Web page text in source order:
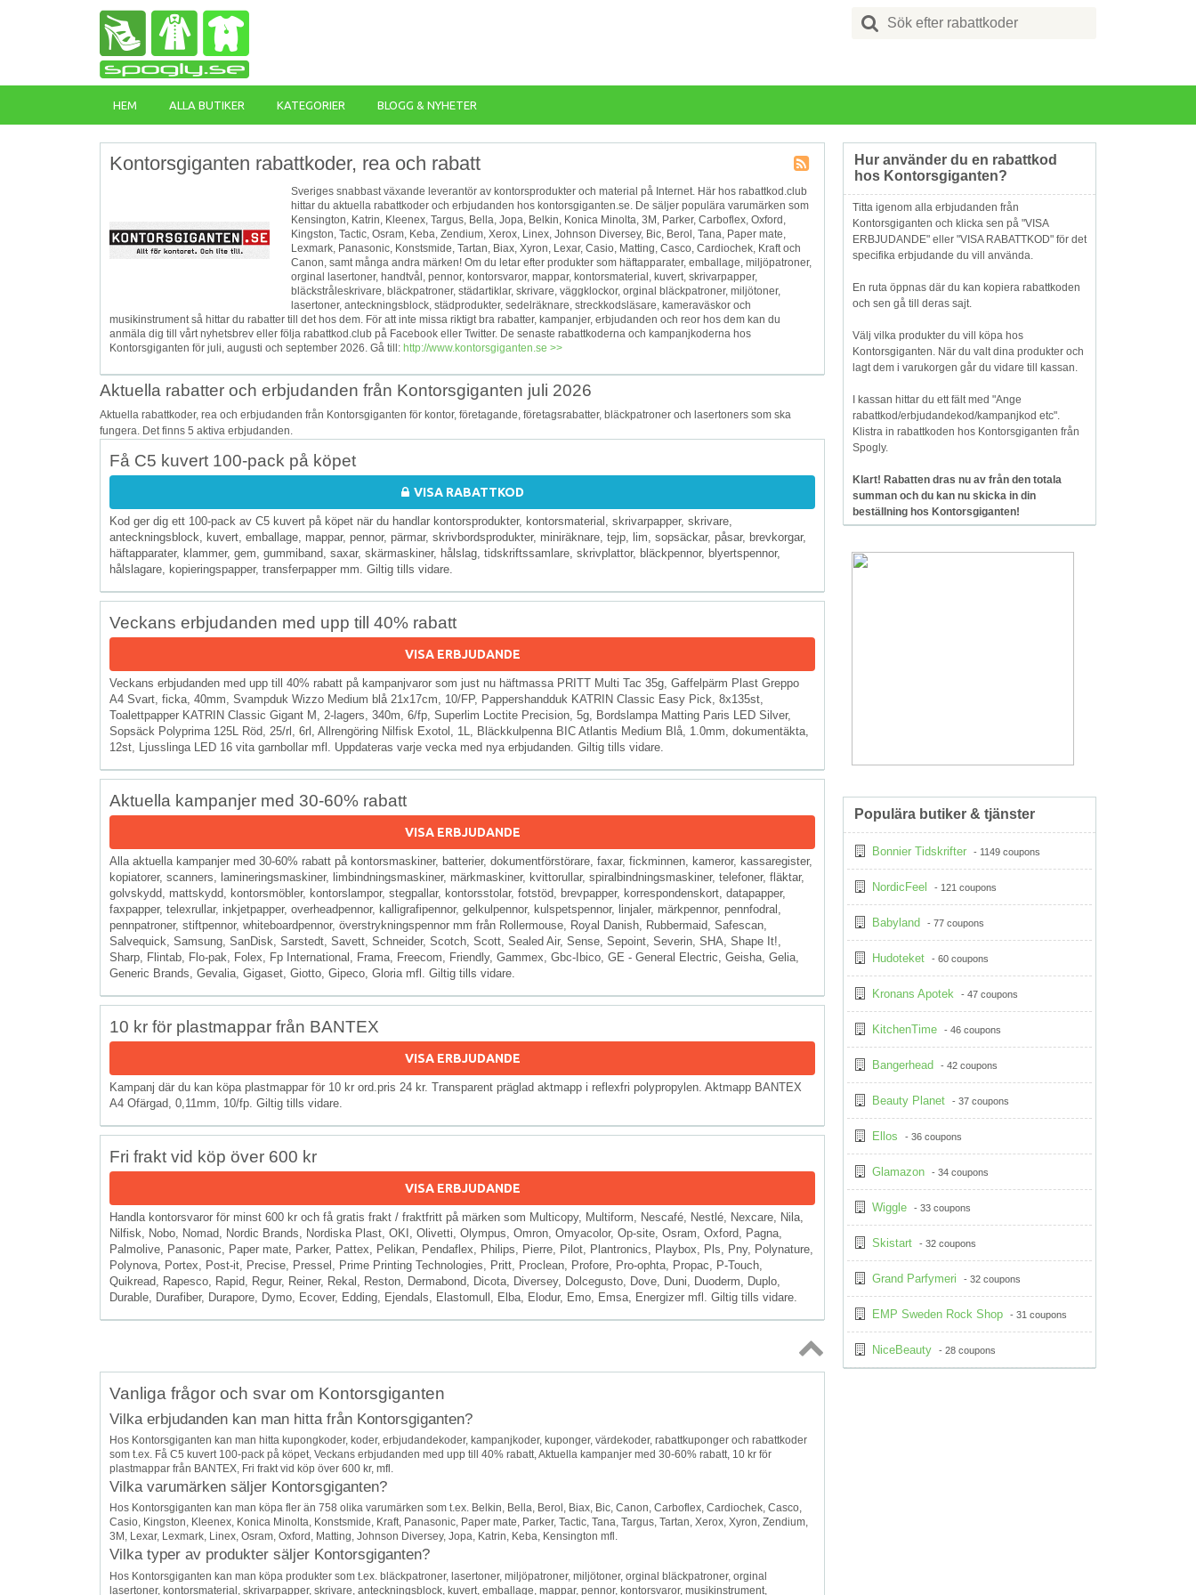
Search
for:
HEM ALLA BUTIKER KATEGORIER BLOGG & NYHETER
RSS
Kontorsgiganten rabattkoder, rea och rabatt
Sveriges snabbast växande leverantör av kontorsprodukter och material på Internet. Här hos rabattkod.club
hittar du aktuella rabattkoder och erbjudanden hos kontorsgiganten.se. De säljer populära varumärken som
‎Kensington, Katrin, Kleenex, Targus, Bella, Jopa, Belkin, Konica Minolta, 3M, Parker, Carboflex, Oxford,
Kingston, Tactic, Osram, Keba, Zendium, Xerox, Linex, Johnson Diversey, Bic, Berol, Tana, Paper mate,
Lexmark, Panasonic, Konstsmide, Tartan, Biax, Xyron, Lexar, Casio, Matting, Casco, Cardiochek, Kraft och
Canon, samt många andra märken! Om du letar efter produkter som häftapparater, emballage, miljöpatroner,
orginal lasertoner, handtvål, pennor, kontorsvaror, mappar, kontorsmaterial, kuvert, skrivarpapper,
bläckstråleskrivare, bläckpatroner, städartiklar, skrivare, väggklockor, orginal bläckpatroner, miljötoner,
lasertoner, anteckningsblock, städprodukter, sedelräknare, streckkodsläsare, kameraväskor och
musikinstrument så hittar du rabatter till det hos dem. För att inte missa riktigt bra rabatter, kampanjer, erbjudanden och reor hos dem kan du
anmäla dig till vårt nyhetsbrev eller följa rabattkod.club på Facebook eller Twitter. De senaste rabattkoderna och kampanjkoderna hos
Kontorsgiganten för juli, augusti och september 2026. Gå till: http://www.kontorsgiganten.se >>
Aktuella rabatter och erbjudanden från Kontorsgiganten juli 2026
Aktuella rabattkoder, rea och erbjudanden från Kontorsgiganten för kontor, företagande, företagsrabatter, bläckpatroner och lasertoners som ska
fungera. Det finns 5 aktiva erbjudanden.
Få C5 kuvert 100-pack på köpet
VISA RABATTKOD
Kod ger dig ett 100-pack av C5 kuvert på köpet när du handlar kontorsprodukter, kontorsmaterial, skrivarpapper, skrivare,
anteckningsblock, kuvert, emballage, mappar, pennor, pärmar, skrivbordsprodukter, miniräknare, tejp, lim, sopsäckar, påsar, brevkorgar,
häftapparater, klammer, gem, gummiband, saxar, skärmaskiner, hålslag, tidskriftssamlare, skrivplattor, bläckpennor, blyertspennor,
hålslagare, kopieringspapper, transferpapper mm. Giltig tills vidare.
Veckans erbjudanden med upp till 40% rabatt
VISA ERBJUDANDE
Veckans erbjudanden med upp till 40% rabatt på kampanjvaror som just nu häftmassa PRITT Multi Tac 35g, Gaffelpärm Plast Greppo
A4 Svart, ficka, 40mm, Svampduk Wizzo Medium blå 21x17cm, 10/FP, Pappershandduk KATRIN Classic Easy Pick, 8x135st,
Toalettpapper KATRIN Classic Gigant M, 2-lagers, 340m, 6/fp, Superlim Loctite Precision, 5g, Bordslampa Matting Paris LED Silver,
Sopsäck Polyprima 125L Röd, 25/rl, 6rl, Allrengöring Nilfisk Exotol, 1L, Bläckkulpenna BIC Atlantis Medium Blå, 1.0mm, dokumentäkta,
12st, Ljusslinga LED 16 vita garnbollar mfl. Uppdateras varje vecka med nya erbjudanden. Giltig tills vidare.
Aktuella kampanjer med 30-60% rabatt
VISA ERBJUDANDE
Alla aktuella kampanjer med 30-60% rabatt på kontorsmaskiner, batterier, dokumentförstörare, faxar, fickminnen, kameror, kassaregister,
kopiatorer, scanners, lamineringsmaskiner, limbindningsmaskiner, märkmaskiner, kvittorullar, spiralbindningsmaskiner, telefoner, fläktar,
golvskydd, mattskydd, kontorsmöbler, kontorslampor, stegpallar, kontorsstolar, fotstöd, brevpapper, korrespondenskort, datapapper,
faxpapper, telexrullar, inkjetpapper, overheadpennor, kalligrafipennor, gelkulpennor, kulspetspennor, linjaler, märkpennor, pennfodral,
pennpatroner, stiftpennor, whiteboardpennor, överstrykningspennor mm från Rollermouse, Royal Danish, Rubbermaid, Safescan,
Salvequick, Samsung, SanDisk, Sarstedt, Savett, Schneider, Scotch, Scott, Sealed Air, Sense, Sepoint, Severin, SHA, Shape It!,
Sharp, Flintab, Flo-pak, Folex, Fp International, Frama, Freecom, Friendly, Gammex, Gbc-Ibico, GE - General Electric, Geisha, Gelia,
Generic Brands, Gevalia, Gigaset, Giotto, Gipeco, Gloria mfl. Giltig tills vidare.
10 kr för plastmappar från BANTEX
VISA ERBJUDANDE
Kampanj där du kan köpa plastmappar för 10 kr ord.pris 24 kr. Transparent präglad aktmapp i reflexfri polypropylen. Aktmapp BANTEX
A4 Ofärgad, 0,11mm, 10/fp. Giltig tills vidare.
Fri frakt vid köp över 600 kr
VISA ERBJUDANDE
Handla kontorsvaror för minst 600 kr och få gratis frakt / fraktfritt på märken som Multicopy, Multiform, Nescafé, Nestlé, Nexcare, Nila,
Nilfisk, Nobo, Nomad, Nordic Brands, Nordiska Plast, OKI, Olivetti, Olympus, Omron, Omyacolor, Op-site, Osram, Oxford, Pagna,
Palmolive, Panasonic, Paper mate, Parker, Pattex, Pelikan, Pendaflex, Philips, Pierre, Pilot, Plantronics, Playbox, Pls, Pny, Polynature,
Polynova, Portex, Post-it, Precise, Pressel, Prime Printing Technologies, Pritt, Proclean, Profore, Pro-ophta, Propac, P-Touch,
Quikread, Rapesco, Rapid, Regur, Reiner, Rekal, Reston, Dermabond, Dicota, Diversey, Dolcegusto, Dove, Duni, Duoderm, Duplo,
Durable, Durafiber, Durapore, Dymo, Ecover, Edding, Ejendals, Elastomull, Elba, Elodur, Emo, Emsa, Energizer mfl. Giltig tills vidare.
Topp
Vanliga frågor och svar om Kontorsgiganten
Vilka erbjudanden kan man hitta från Kontorsgiganten?
Hos Kontorsgiganten kan man hitta kupongkoder, koder, erbjudandekoder, kampanjkoder, kuponger, värdekoder, rabattkuponger och rabattkoder
som t.ex. Få C5 kuvert 100-pack på köpet, Veckans erbjudanden med upp till 40% rabatt, Aktuella kampanjer med 30-60% rabatt, 10 kr för
plastmappar från BANTEX, Fri frakt vid köp över 600 kr, mfl.
Vilka varumärken säljer Kontorsgiganten?
Hos Kontorsgiganten kan man köpa fler än 758 olika varumärken som t.ex. Belkin, Bella, Berol, Biax, Bic, Canon, Carboflex, Cardiochek, Casco,
Casio, Kingston, Kleenex, Konica Minolta, Konstsmide, Kraft, Panasonic, Paper mate, Parker, Tactic, Tana, Targus, Tartan, Xerox, Xyron, Zendium,
3M, Lexar, Lexmark, Linex, Osram, Oxford, Matting, Johnson Diversey, Jopa, Katrin, Keba, Kensington mfl.
Vilka typer av produkter säljer Kontorsgiganten?
Hos Kontorsgiganten kan man köpa produkter som t.ex. bläckpatroner, lasertoner, miljöpatroner, miljötoner, orginal bläckpatroner, orginal
lasertoner, kontorsmaterial, skrivarpapper, skrivare, anteckningsblock, kuvert, emballage, mappar, pennor, kontorsvaror, musikinstrument,
Hur använder du en rabattkod
hos Kontorsgiganten?
Titta igenom alla erbjudanden från
Kontorsgiganten och klicka sen på "VISA
ERBJUDANDE" eller "VISA RABATTKOD" för det
specifika erbjudande du vill använda.
En ruta öppnas där du kan kopiera rabattkoden
och sen gå till deras sajt.
Välj vilka produkter du vill köpa hos
Kontorsgiganten. När du valt dina produkter och
lagt dem i varukorgen går du vidare till kassan.
I kassan hittar du ett fält med "Ange
rabattkod/erbjudandekod/kampanjkod etc".
Klistra in rabattkoden hos Kontorsgiganten från
Spogly.
Klart! Rabatten dras nu av från den totala
summan och du kan nu skicka in din
beställning hos Kontorsgiganten!
Populära butiker & tjänster
Bonnier Tidskrifter - 1149 coupons
NordicFeel - 121 coupons
Babyland - 77 coupons
Hudoteket - 60 coupons
Kronans Apotek - 47 coupons
KitchenTime - 46 coupons
Bangerhead - 42 coupons
Beauty Planet - 37 coupons
Ellos - 36 coupons
Glamazon - 34 coupons
Wiggle - 33 coupons
Skistart - 32 coupons
Grand Parfymeri - 32 coupons
EMP Sweden Rock Shop - 31 coupons
NiceBeauty - 28 coupons